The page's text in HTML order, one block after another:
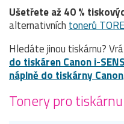
Ušetřete až 40 %
alternativních tonerů
Hledáte jinou tiskárnu?
do tiskáren Canon i-
náplně do tiskárny Canon.
Tonery pro tiskárnu